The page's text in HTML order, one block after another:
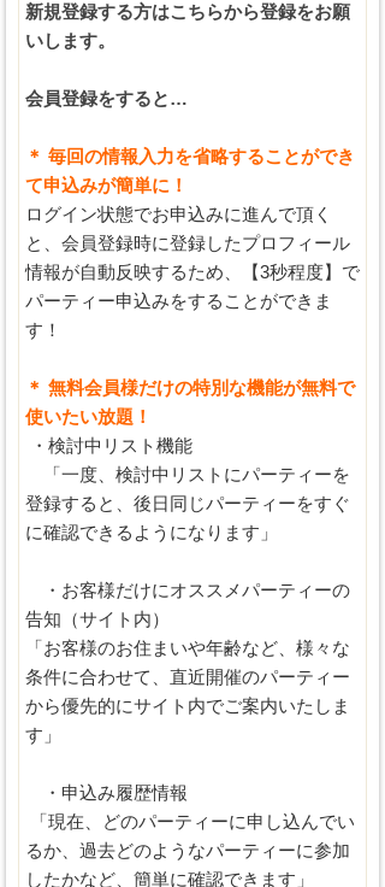
新規登録する方はこちらから登録をお願
いします。
会員登録をすると…
＊ 毎回の情報入力を省略することができ
て申込みが簡単に！
ログイン状態でお申込みに進んで頂く
と、会員登録時に登録したプロフィール
情報が自動反映するため、【3秒程度】で
パーティー申込みをすることができま
す！
＊ 無料会員様だけの特別な機能が無料で
使いたい放題！
・検討中リスト機能
「一度、検討中リストにパーティーを
登録すると、後日同じパーティーをすぐ
に確認できるようになります」
・お客様だけにオススメパーティーの
告知（サイト内）
「お客様のお住まいや年齢など、様々な
条件に合わせて、直近開催のパーティー
から優先的にサイト内でご案内いたしま
す」
・申込み履歴情報
「現在、どのパーティーに申し込んでい
るか、過去どのようなパーティーに参加
したかなど、簡単に確認できます」